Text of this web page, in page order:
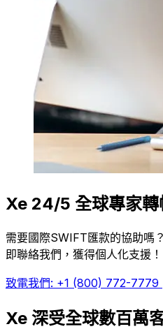
Xe 24/5 全球專家轉
需要國際SWIFT匯款的協助嗎
即聯絡我們，獲得個人化支援！
致電我們: +1 (800) 772-7779
Xe 深受全球數百萬